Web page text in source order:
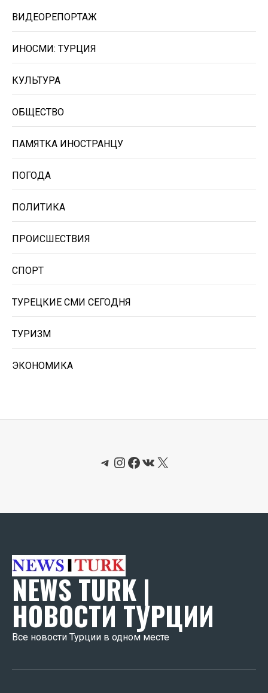
ВИДЕОРЕПОРТАЖ
ИНОСМИ: ТУРЦИЯ
КУЛЬТУРА
ОБЩЕСТВО
ПАМЯТКА ИНОСТРАНЦУ
ПОГОДА
ПОЛИТИКА
ПРОИСШЕСТВИЯ
СПОРТ
ТУРЕЦКИЕ СМИ СЕГОДНЯ
ТУРИЗМ
ЭКОНОМИКА
Telegram
Instagram
Facebook
ВКонтакте
X
NEWS TURK |
НОВОСТИ ТУРЦИИ
Все новости Турции в одном месте